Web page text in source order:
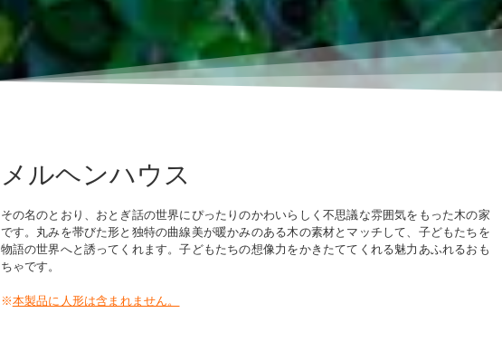
メルヘンハウス
その名のとおり、おとぎ話の世界にぴったりのかわいらしく不思議な雰囲気をもった木の家
です。丸みを帯びた形と独特の曲線美が暖かみのある木の素材とマッチして、子どもたちを
物語の世界へと誘ってくれます。子どもたちの想像力をかきたててくれる魅力あふれるおも
ちゃです。
※本製品に人形は含まれません。